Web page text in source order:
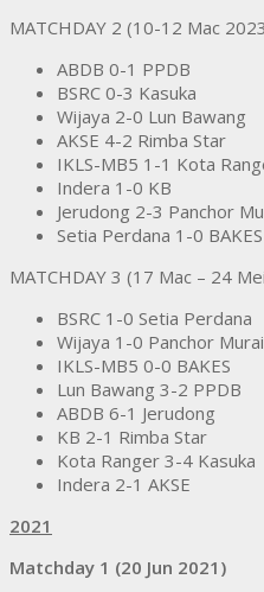
MATCHDAY 2 (10-12 Mac
ABDB 0-1 PPDB
BSRC 0-3 Kasuka
Wijaya 2-0 Lun Bawang
AKSE 4-2 Rimba Star
IKLS-MB5 1-1 Kota
Indera 1-0 KB
Jerudong 2-3 Panchor
Setia Perdana 1-0 BAKES
MATCHDAY 3 (17 Mac – 24
BSRC 1-0 Setia Perdana
Wijaya 1-0 Panchor Murai
IKLS-MB5 0-0 BAKES
Lun Bawang 3-2 PPDB
ABDB 6-1 Jerudong
KB 2-1 Rimba Star
Kota Ranger 3-4 Kasuka
Indera 2-1 AKSE
2021
Matchday 1 (20 Jun 2021)